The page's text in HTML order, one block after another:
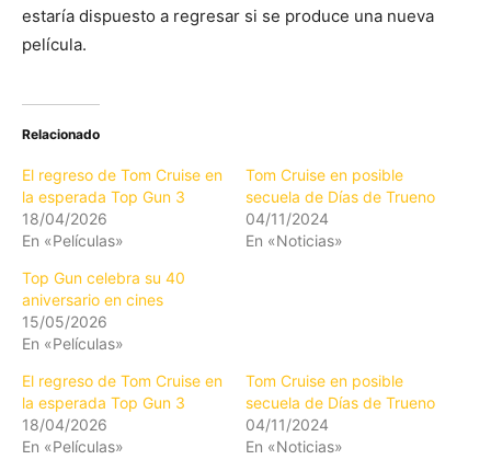
estaría dispuesto a regresar si se produce una nueva
película.
Relacionado
El regreso de Tom Cruise en
la esperada Top Gun 3
18/04/2026
En «Películas»
Tom Cruise en posible
secuela de Días de Trueno
04/11/2024
En «Noticias»
Top Gun celebra su 40
aniversario en cines
15/05/2026
En «Películas»
El regreso de Tom Cruise en
la esperada Top Gun 3
18/04/2026
En «Películas»
Tom Cruise en posible
secuela de Días de Trueno
04/11/2024
En «Noticias»